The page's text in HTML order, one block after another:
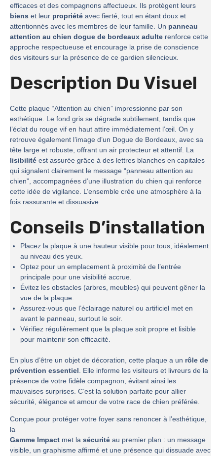
efficaces et des compagnons affectueux. Ils protègent leurs
biens et leur propriété avec fierté, tout en étant doux et
attentionnés avec les membres de leur famille. Un panneau
attention au chien dogue de bordeaux adulte renforce cette
approche respectueuse et encourage la prise de conscience
des visiteurs sur la présence de ce gardien silencieux.
Description Du Visuel
Cette plaque “Attention au chien” impressionne par son
esthétique. Le fond gris se dégrade subtilement, tandis que
l’éclat du rouge vif en haut attire immédiatement l’œil. On y
retrouve également l’image d’un Dogue de Bordeaux, avec sa
tête large et robuste, offrant un air protecteur et attentif. La
lisibilité est assurée grâce à des lettres blanches en capitales
qui signalent clairement le message “panneau attention au
chien”, accompagnées d’une illustration du chien qui renforce
cette idée de vigilance. L’ensemble crée une atmosphère à la
fois rassurante et dissuasive.
Conseils D’installation
Placez la plaque à une hauteur visible pour tous, idéalement
au niveau des yeux.
Optez pour un emplacement à proximité de l’entrée
principale pour une visibilité accrue.
Évitez les obstacles (arbres, meubles) qui peuvent gêner la
vue de la plaque.
Assurez-vous que l’éclairage naturel ou artificiel met en
avant le panneau, surtout le soir.
Vérifiez régulièrement que la plaque soit propre et lisible
pour maintenir son efficacité.
En plus d’être un objet de décoration, cette plaque a un rôle de
prévention essentiel. Elle informe les visiteurs et livreurs de la
présence de votre fidèle compagnon, évitant ainsi les
mauvaises surprises. C’est la solution parfaite pour allier
sécurité, élégance et amour de votre race de chien préférée.
Conçue pour protéger votre foyer sans renoncer à l’esthétique,
la
Gamme Impact met la sécurité au premier plan : un message
visible, un graphisme affirmé et une présence qui dissuade avec